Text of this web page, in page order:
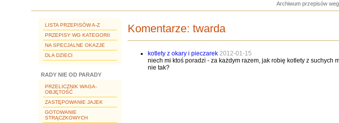
Archiwum przepisów
LISTA PRZEPISÓW A-Z
PRZEPISY WG KATEGORII
NA SPECJALNE OKAZJE
DLA DZIECI
RADY NIE OD PARADY
PRZELICZNIK WAGA-
OBJĘTOŚĆ
ZASTĘPOWANIE JAJEK
GOTOWANIE
STRĄCZKOWYCH
Komentarze: twarda
kotlety z okary i pieczarek 2012-01-15
niech mi ktoś poradzi - za każdym razem, jak robię kotlety z suchych
nie tak?